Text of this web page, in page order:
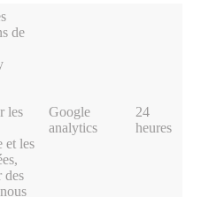
de
les
et les
des
Google
analytics
24
heures